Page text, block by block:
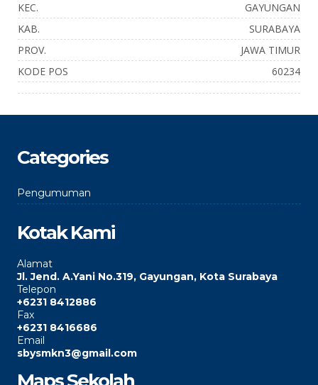
KEC.
GAYUNGAN
KAB.
SURABAYA
PROV.
JAWA TIMUR
KODE POS
60234
Categories
Pengumuman
Kotak Kami
Alamat
Jl. Jend. A.Yani No.319, Gayungan, Kota Surabaya
Telepon
+6231 8412886
Fax
+6231 8416686
Email
sbysmkn3@gmail.com